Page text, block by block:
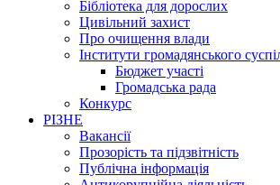
Бібліотека для дорослих
Цивільний захист
Про очищення влади
Інститути громадянського
Бюджет участі
Громадська рада
Конкурс
РІЗНЕ
Вакансії
Прозорість та підзвітність
Публічна інформація